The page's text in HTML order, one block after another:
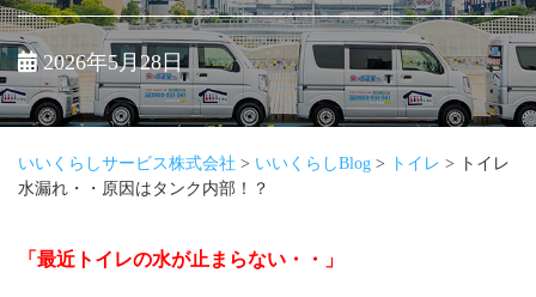
2026年5月28日
いいくらしサービス株式会社 > いいくらしBlog > トイレ >
トイレ
水漏れ・・原因はタンク内部！？
「最近トイレの水が止まらない・・」